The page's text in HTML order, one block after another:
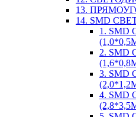
13.
14. SMD
1.
2.
3. SMD
4. SMD